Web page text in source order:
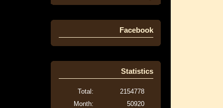
Facebook
Statistics
Total:
2154778
Month:
50920